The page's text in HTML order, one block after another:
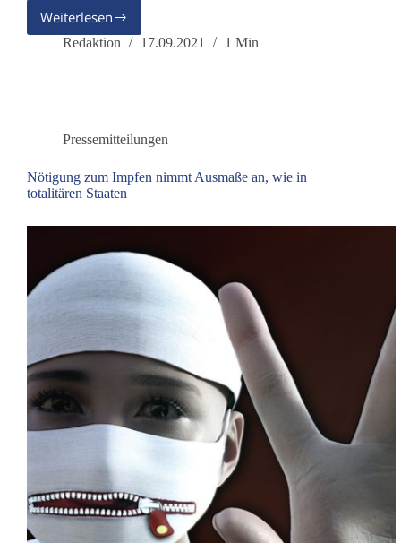
Weiterlesen
INSA-
Umfrage:
16
Prozent
Redaktion 17.09.2021 1 Min
Pressemitteilungen
Nötigung zum Impfen nimmt Ausmaße an, wie in
totalitären Staaten